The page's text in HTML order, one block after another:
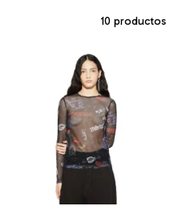
10 productos